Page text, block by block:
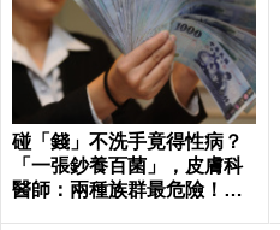
碰「錢」不洗手竟得性病？
「一張鈔養百菌」，皮膚科
醫師：兩種族群最危險！｜